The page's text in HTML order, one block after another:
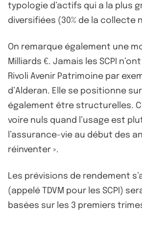
typologie d’actifs qui a la plus
diversifiées (30% de la collecte
On remarque également une
Milliards €. Jamais les SCPI
Rivoli Avenir Patrimoine par
d’Alderan. Elle se positionne
également être structurelles.
voire nuls quand l’usage est
l’assurance-vie au début des
réinventer ».
Les prévisions de rendement
(appelé TDVM pour les SCPI)
basées sur les 3 premiers